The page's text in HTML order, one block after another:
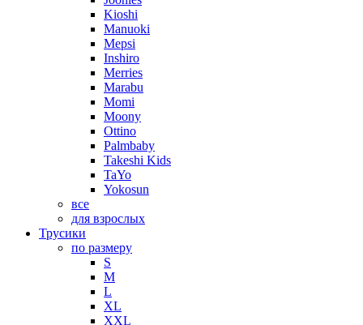
Kioshi
Manuoki
Mepsi
Inshiro
Merries
Marabu
Momi
Moony
Ottino
Palmbaby
Takeshi Kids
TaYo
Yokosun
все
для взрослых
Трусики
по размеру
S
M
L
XL
XXL